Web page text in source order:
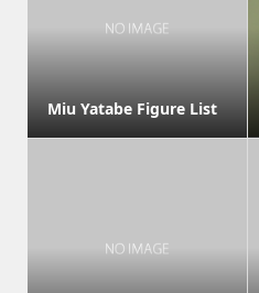
Miu Yatabe Figure List